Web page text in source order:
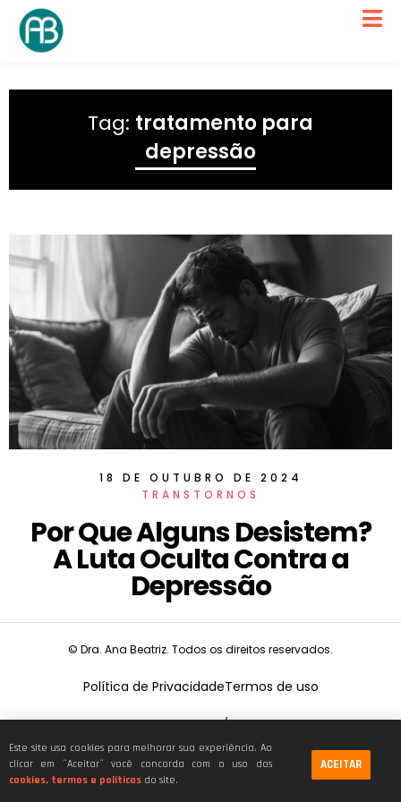
Tag: tratamento para
depressão
18 DE OUTUBRO DE 2024
TRANSTORNOS
Por Que Alguns Desistem?
A Luta Oculta Contra a
Depressão
© Dra. Ana Beatriz. Todos os direitos reservados.
Política de PrivacidadeTermos de uso
CNPJ:19.675.026/0001-68
Este site usa cookies para melhorar sua experiência. Ao
clicar em ¨Aceitar¨ você concorda com o uso dos
cookies, termos e políticas do site.
ACEITAR